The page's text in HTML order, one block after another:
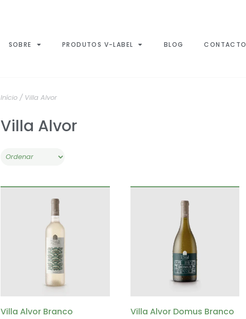
SOBRE PRODUTOS V-LABEL BLOG CONTACTO
Início / Villa Alvor
Villa Alvor
Villa Alvor Branco Villa Alvor Domus Branco